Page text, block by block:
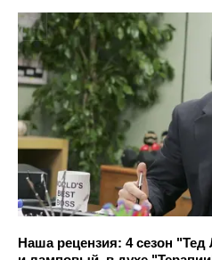
Наша рецензия: 4 сезон